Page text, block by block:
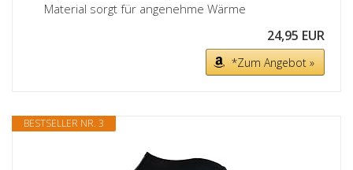
Material sorgt für angenehme Wärme
24,95 EUR
*Zum Angebot »
BESTSELLER NR. 3